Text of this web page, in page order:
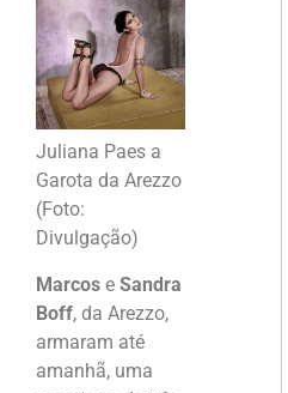
Juliana Paes a
Garota da Arezzo
(Foto:
Divulgação)
Marcos e Sandra
Boff, da Arezzo,
armaram até
amanhã, uma